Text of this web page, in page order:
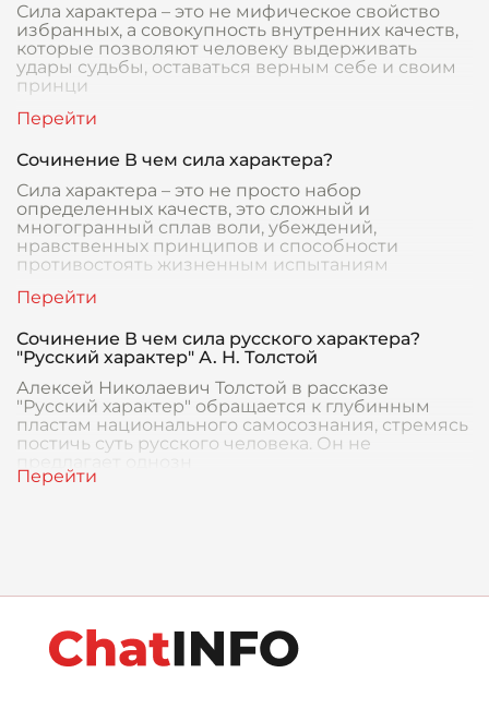
Сила характера – это не мифическое свойство
избранных, а совокупность внутренних качеств,
которые позволяют человеку выдерживать
удары судьбы, оставаться верным себе и своим
принци
Сочинение В чем сила характера?
Сила характера – это не просто набор
определенных качеств, это сложный и
многогранный сплав воли, убеждений,
нравственных принципов и способности
противостоять жизненным испытаниям
Сочинение В чем сила русского характера?
"Русский характер" А. Н. Толстой
Алексей Николаевич Толстой в рассказе
"Русский характер" обращается к глубинным
пластам национального самосознания, стремясь
постичь суть русского человека. Он не